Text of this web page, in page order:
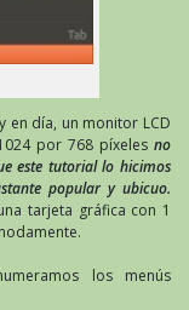
en día, un monitor LCD
por 768 píxeles no
este tutorial lo hicimos
popular y ubicuo.
tarjeta gráfica con 1
los menús